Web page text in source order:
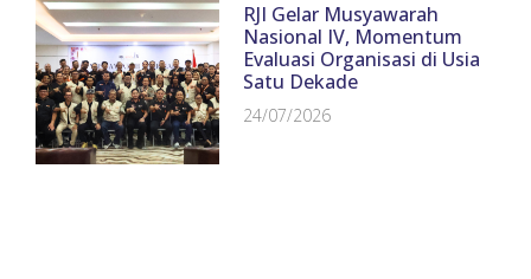
RJI Gelar Musyawarah
Nasional IV, Momentum
Evaluasi Organisasi di Usia
Satu Dekade
24/07/2026